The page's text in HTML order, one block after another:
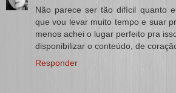
Não parece ser tão difícil quanto
que vou levar muito tempo e suar
menos achei o lugar perfeito pra
disponibilizar o conteúdo, de
Responder